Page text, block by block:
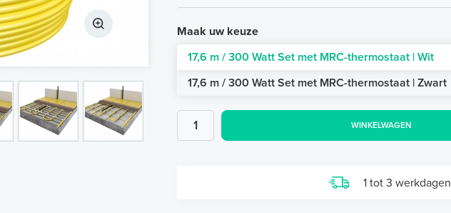
Maak uw keuze
17,6 m / 300 Watt Set met MRC-thermostaat | Wit
17,6 m / 300 Watt Set met MRC-thermostaat | Zwart
WINKELWAGEN
1 tot 3 werkdagen